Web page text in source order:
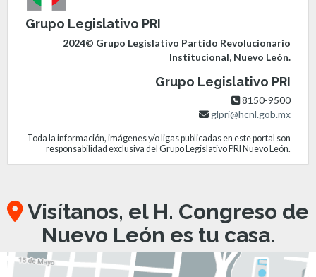
Grupo Legislativo PRI
2024© Grupo Legislativo Partido Revolucionario
Institucional, Nuevo León.
Grupo Legislativo PRI
8150-9500
glpri@hcnl.gob.mx
Toda la información, imágenes y/o ligas publicadas en este portal son
responsabilidad exclusiva del Grupo Legislativo PRI Nuevo León.
Visítanos, el H. Congreso de
Nuevo León es tu casa.